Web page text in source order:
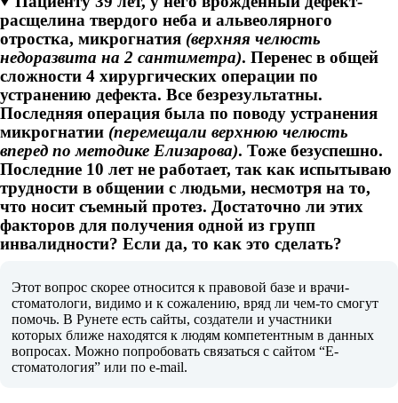
расщелина твердого неба и альвеолярного
отростка, микрогнатия (верхняя челюсть
недоразвита на 2 сантиметра). Перенес в общей
сложности 4 хирургических операции по
устранению дефекта. Все безрезультатны.
Последняя операция была по поводу устранения
микрогнатии (перемещали верхнюю челюсть
вперед по методике Елизарова). Тоже безуспешно.
Последние 10 лет не работает, так как испытываю
трудности в общении с людьми, несмотря на то,
что носит съемный протез. Достаточно ли этих
факторов для получения одной из групп
инвалидности? Если да, то как это сделать?
Этот вопрос скорее относится к правовой базе и врачи-
стоматологи, видимо и к сожалению, вряд ли чем-то смогут
помочь. В Рунете есть сайты, создатели и участники
которых ближе находятся к людям компетентным в данных
вопросах. Можно попробовать связаться с сайтом “Е-
стоматология” или по e-mail.